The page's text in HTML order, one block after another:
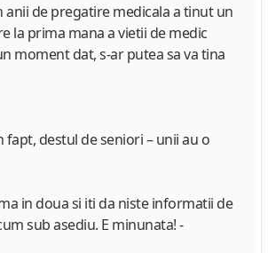
anii de pregatire medicala a tinut un
la prima mana a vietii de medic
moment dat, s-ar putea sa va tina
destul de seniori – unii au o
in doua si iti da niste informatii de
sub asediu. E minunata! -